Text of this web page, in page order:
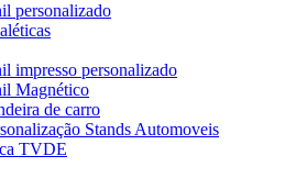
personalizado
impresso personalizado
Magnético
de carro
Stands Automoveis
TVDE